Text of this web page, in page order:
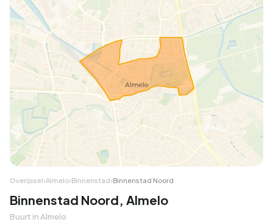
Overijssel›Almelo›Binnenstad›Binnenstad Noord
Binnenstad Noord, Almelo
Buurt in Almelo